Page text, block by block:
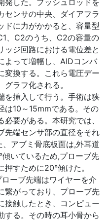
発した。プッシュロッドを
センサの中央、ダイアフラ
ドに力がかかると、容量型
、C2のうち、C2の容量の
ッジ回路における電位差と
よって増幅し、AIDコンバ
変換する。これら電圧デー
ラフ化される。
挿入して行う。手術は狭
は10～15mmである。その
要がある。本研究では、
先端センサ部の直径をそれ
アブミ骨底板面は,外耳道
いているため,プローブ先
すために20°傾けた。
ーブ先端はワイヤーを介
繋がっており、プローブ先
接触したとき、コンピュー
する。その時の耳小骨から